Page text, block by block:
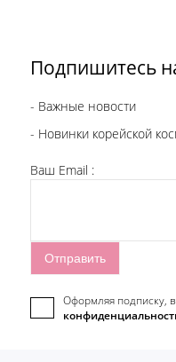
Подпишитесь
- Важные новости
- Новинки корейской
Ваш Email :
Оформляя подписку,